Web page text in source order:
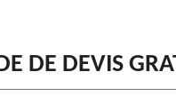
DE DEVIS